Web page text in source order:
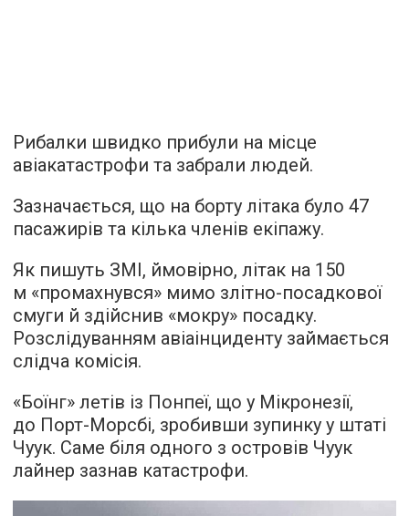
Рибалки швидко прибули на місце
авіакатастрофи та забрали людей.
Зазначається, що на борту літака було 47
пасажирів та кілька членів екіпажу.
Як пишуть ЗМІ, ймовірно, літак на 150
м «промахнувся» мимо злітно-посадкової
смуги й здійснив «мокру» посадку.
Розслідуванням авіаінциденту займається
слідча комісія.
«Боїнг» летів із Понпеї, що у Мікронезії,
до Порт-Морсбі, зробивши зупинку у штаті
Чуук. Саме біля одного з островів Чуук
лайнер зазнав катастрофи.